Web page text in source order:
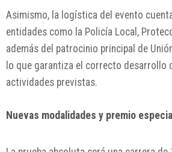
Asimismo, la logística del evento
entidades como la Policía Local,
además del patrocinio principal de
lo que garantiza el correcto desarrollo
actividades previstas.
Nuevas modalidades y premio